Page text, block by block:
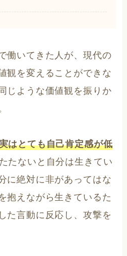
働いてきた人が、現代の
観を変えることができな
じような価値観を振りか
はとても自己肯定感が低
たないと自分は生きてい
に絶対に非があってはな
抱えながら生きているた
た言動に反応し、攻撃を